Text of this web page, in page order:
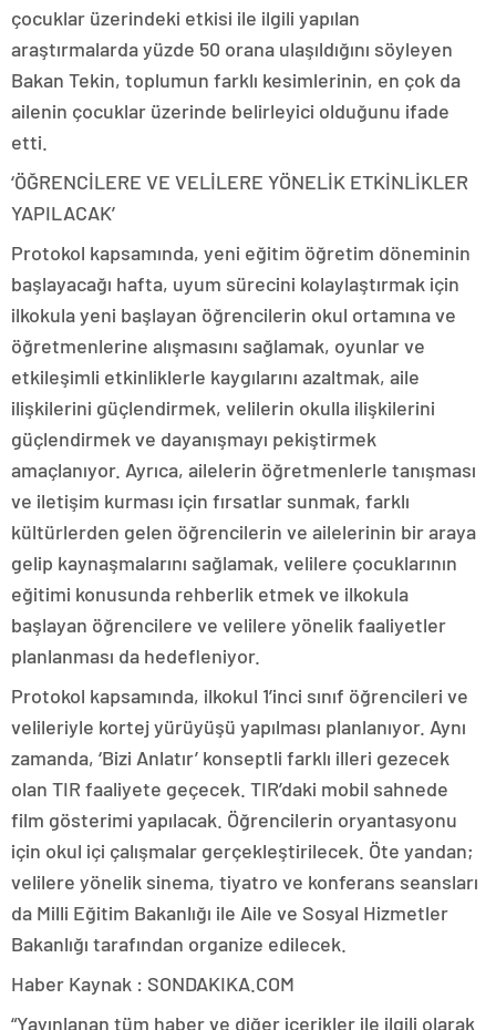
çocuklar üzerindeki etkisi ile ilgili yapılan
araştırmalarda yüzde 50 orana ulaşıldığını söyleyen
Bakan Tekin, toplumun farklı kesimlerinin, en çok da
ailenin çocuklar üzerinde belirleyici olduğunu ifade
etti.
‘ÖĞRENCİLERE VE VELİLERE YÖNELİK ETKİNLİKLER
YAPILACAK’
Protokol kapsamında, yeni eğitim öğretim döneminin
başlayacağı hafta, uyum sürecini kolaylaştırmak için
ilkokula yeni başlayan öğrencilerin okul ortamına ve
öğretmenlerine alışmasını sağlamak, oyunlar ve
etkileşimli etkinliklerle kaygılarını azaltmak, aile
ilişkilerini güçlendirmek, velilerin okulla ilişkilerini
güçlendirmek ve dayanışmayı pekiştirmek
amaçlanıyor. Ayrıca, ailelerin öğretmenlerle tanışması
ve iletişim kurması için fırsatlar sunmak, farklı
kültürlerden gelen öğrencilerin ve ailelerinin bir araya
gelip kaynaşmalarını sağlamak, velilere çocuklarının
eğitimi konusunda rehberlik etmek ve ilkokula
başlayan öğrencilere ve velilere yönelik faaliyetler
planlanması da hedefleniyor.
Protokol kapsamında, ilkokul 1’inci sınıf öğrencileri ve
velileriyle kortej yürüyüşü yapılması planlanıyor. Aynı
zamanda, ‘Bizi Anlatır’ konseptli farklı illeri gezecek
olan TIR faaliyete geçecek. TIR’daki mobil sahnede
film gösterimi yapılacak. Öğrencilerin oryantasyonu
için okul içi çalışmalar gerçekleştirilecek. Öte yandan;
velilere yönelik sinema, tiyatro ve konferans seansları
da Milli Eğitim Bakanlığı ile Aile ve Sosyal Hizmetler
Bakanlığı tarafından organize edilecek.
Haber Kaynak : SONDAKIKA.COM
“Yayınlanan tüm haber ve diğer içerikler ile ilgili olarak